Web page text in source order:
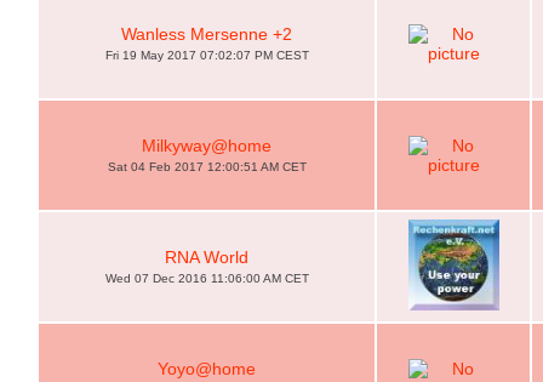
Wanless Mersenne +2
Fri 19 May 2017 07:02:07 PM CEST
Milkyway@home
Sat 04 Feb 2017 12:00:51 AM CET
RNA World
Wed 07 Dec 2016 11:06:00 AM CET
Yoyo@home